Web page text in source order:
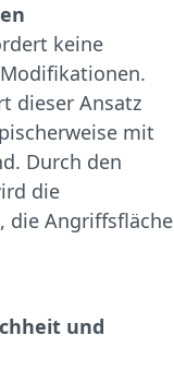
keine
dieser Ansatz
mit
Durch den
die
die Angriffsfläche
und